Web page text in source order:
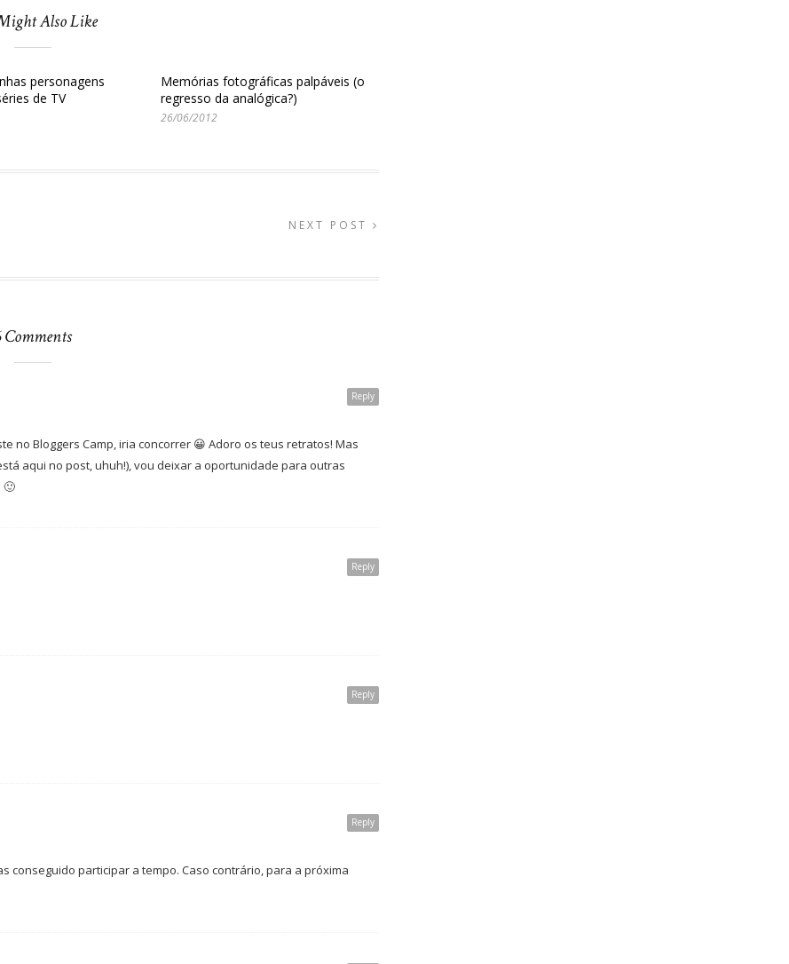
Also Like
personagens
de TV
Memórias fotográficas palpáveis (o
regresso da analógica?)
26/06/2012
NEXT POST
Comments
Reply
no Bloggers Camp, iria concorrer 😀 Adoro os teus retratos! Mas
aqui no post, uhuh!), vou deixar a oportunidade para outras
🙂
Reply
Reply
Reply
conseguido participar a tempo. Caso contrário, para a próxima